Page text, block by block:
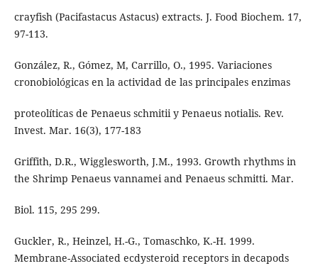
crayfish (Pacifastacus Astacus) extracts. J. Food Biochem. 17,
97-113.
González, R., Gómez, M, Carrillo, O., 1995. Variaciones
cronobiológicas en la actividad de las principales enzimas
proteolíticas de Penaeus schmitii y Penaeus notialis. Rev.
Invest. Mar. 16(3), 177-183
Griffith, D.R., Wigglesworth, J.M., 1993. Growth rhythms in
the Shrimp Penaeus vannamei and Penaeus schmitti. Mar.
Biol. 115, 295 299.
Guckler, R., Heinzel, H.-G., Tomaschko, K.-H. 1999.
Membrane-Associated ecdysteroid receptors in decapods